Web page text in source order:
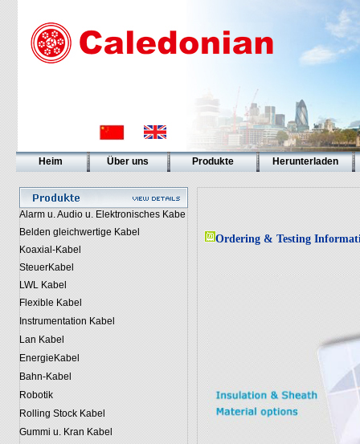
Heim Über uns Produkte Herunterladen
Alarm u. Audio u. Elektronisches Kabe
Belden gleichwertige Kabel
Koaxial-Kabel
SteuerKabel
LWL Kabel
Flexible Kabel
Instrumentation Kabel
Lan Kabel
EnergieKabel
Bahn-Kabel
Robotik
Rolling Stock Kabel
Gummi u. Kran Kabel
Ordering & Testing